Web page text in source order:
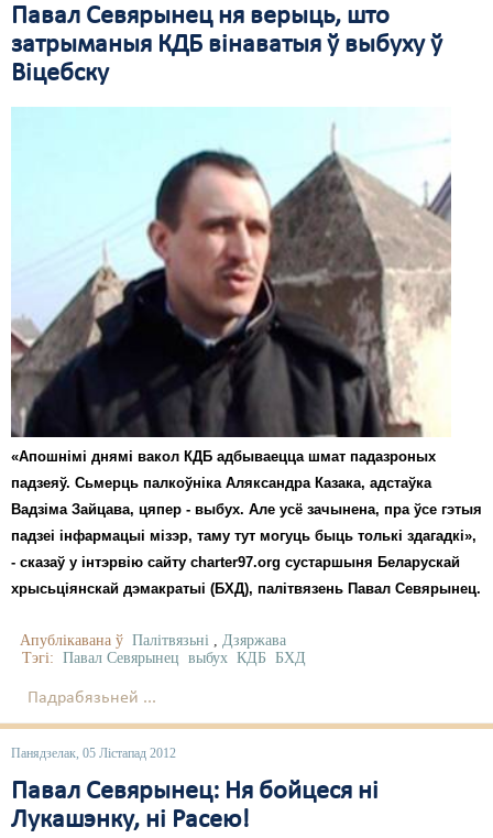
Павал Севярынец ня верыць, што
затрыманыя КДБ вінаватыя ў выбуху ў
Віцебску
«Апошнімі днямі вакол КДБ адбываецца шмат падазроных
падзеяў. Сьмерць палкоўніка Аляксандра Казака, адстаўка
Вадзіма Зайцава, цяпер - выбух. Але усё зачынена, пра ўсе гэтыя
падзеі інфармацыі мізэр, таму тут могуць быць толькі здагадкі»,
- сказаў у інтэрвію сайту charter97.org сустаршыня Беларускай
хрысьціянскай дэмакратыі (БХД), палітвязень Павал Севярынец.
Апублікавана ў Палітвязьні
Дзяржава
Тэгі: Павал Севярынец выбух КДБ БХД
Падрабязьней ...
Панядзелак, 05 Лістапад 2012
Павал Севярынец: Ня бойцеся ні
Лукашэнку, ні Расею!